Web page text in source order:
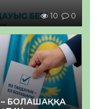
10 0
БОЛАШАҚҚА